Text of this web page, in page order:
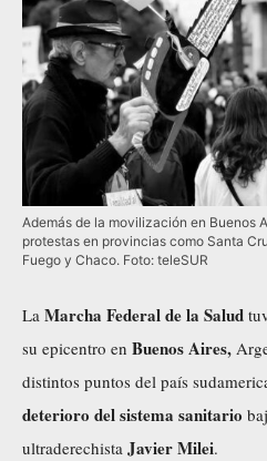
Además de la movilización en Buenos
protestas en provincias como Santa
Fuego y Chaco. Foto: teleSUR
La Marcha Federal de la Salud
su epicentro en Buenos Aires,
distintos puntos del país
deterioro del sistema sanitario
ultraderechista Javier Milei.